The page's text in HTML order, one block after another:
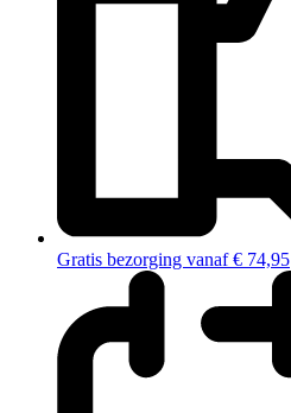
Gratis bezorging vanaf € 74,95